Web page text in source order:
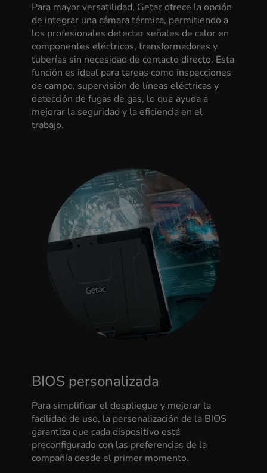
Para mayor versatilidad, Getac ofrece la opción
de integrar una cámara térmica, permitiendo a
los profesionales detectar señales de calor en
componentes eléctricos, transformadores y
tuberías sin necesidad de contacto directo. Esta
función es ideal para tareas como inspecciones
de campo, supervisión de líneas eléctricas y
detección de fugas de gas, lo que ayuda a
mejorar la seguridad y la eficiencia en el
trabajo.
BIOS personalizada
Para simplificar el despliegue y mejorar la
facilidad de uso, la personalización de la BIOS
garantiza que cada dispositivo esté
preconfigurado con las preferencias de la
compañía desde el primer momento.